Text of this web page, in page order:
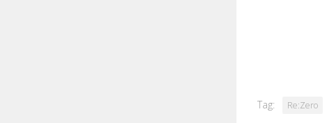
Tag: Re:Zero